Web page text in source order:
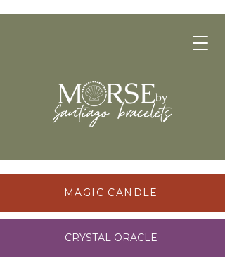
MAGIC CANDLE
CRYSTAL ORACLE